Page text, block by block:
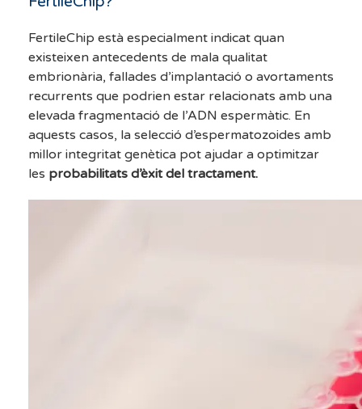
FertileChip està especialment indicat quan
existeixen antecedents de mala qualitat
embrionària, fallades d’implantació o avortaments
recurrents que podrien estar relacionats amb una
elevada fragmentació de l’ADN espermàtic. En
aquests casos, la selecció d’espermatozoides amb
millor integritat genètica pot ajudar a optimitzar
les probabilitats d’èxit del tractament.